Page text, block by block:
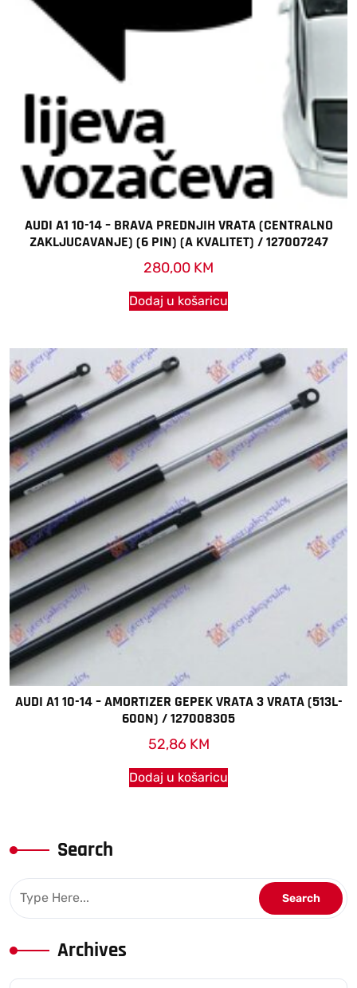
AUDI A1 10-14 – BRAVA PREDNJIH VRATA (CENTRALNO
ZAKLJUCAVANJE) (6 PIN) (A KVALITET) / 127007247
280,00 KM
Dodaj u košaricu
AUDI A1 10-14 – AMORTIZER GEPEK VRATA 3 VRATA (513L-
600N) / 127008305
52,86 KM
Dodaj u košaricu
Search
Archives